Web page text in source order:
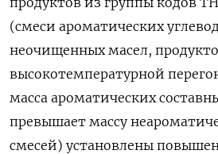
(смеси ароматических
неочищенных масел,
высокотемпературной
масса ароматических
превышает массу
смесей) установлены